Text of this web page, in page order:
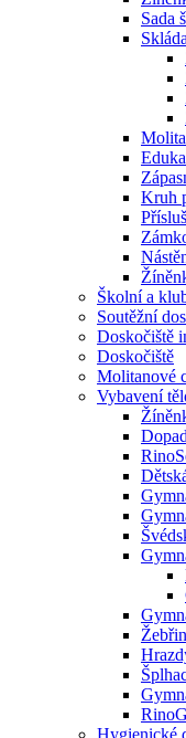
Sada
Kruh
Školní a
Soutěžní
Doskočiště
Doskočiště
Molitanové
Vybavení